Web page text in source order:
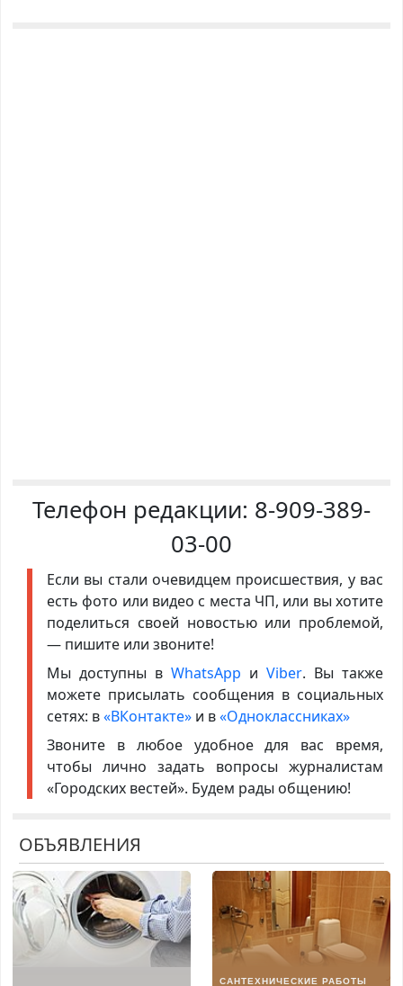
Телефон редакции: 8-909-389-
03-00
Если вы стали очевидцем происшествия, у вас
есть фото или видео с места ЧП, или вы хотите
поделиться своей новостью или проблемой,
— пишите или звоните!
Мы доступны в WhatsApp иViber. Вы также
можете присылать сообщения в социальных
сетях: в«ВКонтакте»и в«Одноклассниках»
Звоните в любое удобное для вас время,
чтобы лично задать вопросы журналистам
«Городских вестей». Будем рады общению!
ОБЪЯВЛЕНИЯ
САНТЕХНИЧЕСКИЕ РАБОТЫ